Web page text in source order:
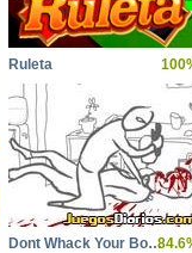
Ruleta
Dont Whack Your Boss